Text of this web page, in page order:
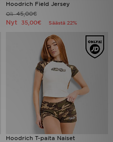
Hoodrich Field Jersey
Oli45,00€
Nyt 35,00€ Säästä 22%
Hoodrich T-paita Naiset